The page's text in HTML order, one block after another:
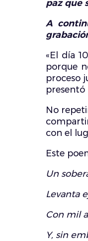
paz que
A
«El día
porque
proceso
No
con el
Este
Un
Levanta
Con mil
Y, sin